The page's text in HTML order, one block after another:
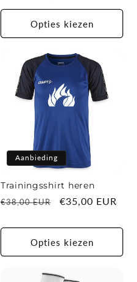
Opties kiezen
Aanbieding
Trainingsshirt heren
Normale
€38,00 EUR €35,00 EUR
Opties kiezen